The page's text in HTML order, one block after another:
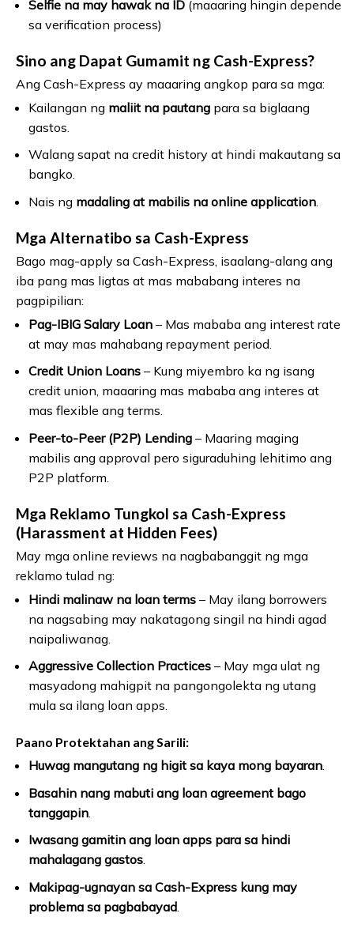
Selfie na may hawak na ID(maaaring hingin depende
sa verification process)
Sino ang Dapat Gumamit ng Cash-Express?
Ang Cash-Express ay maaaring angkop para sa mga:
Kailangan ng maliit na pautangpara sa biglaang
gastos.
Walang sapat na credit history at hindi makautang sa
bangko.
Nais ng madaling at mabilis na online application.
Mga Alternatibo sa Cash-Express
Bago mag-apply sa Cash-Express, isaalang-alang ang
iba pang mas ligtas at mas mababang interes na
pagpipilian:
Pag-IBIG Salary Loan– Mas mababa ang interest rate
at may mas mahabang repayment period.
Credit Union Loans– Kung miyembro ka ng isang
credit union, maaaring mas mababa ang interes at
mas flexible ang terms.
Peer-to-Peer (P2P) Lending– Maaring maging
mabilis ang approval pero siguraduhing lehitimo ang
P2P platform.
Mga Reklamo Tungkol sa Cash-Express
(Harassment at Hidden Fees)
May mga online reviews na nagbabanggit ng mga
reklamo tulad ng:
Hindi malinaw na loan terms– May ilang borrowers
na nagsabing may nakatagong singil na hindi agad
naipaliwanag.
Aggressive Collection Practices– May mga ulat ng
masyadong mahigpit na pangongolekta ng utang
mula sa ilang loan apps.
Paano Protektahan ang Sarili:
Huwag mangutang ng higit sa kaya mong bayaran.
Basahin nang mabuti ang loan agreement bago
tanggapin.
Iwasang gamitin ang loan apps para sa hindi
mahalagang gastos.
Makipag-ugnayan sa Cash-Express kung may
problema sa pagbabayad.